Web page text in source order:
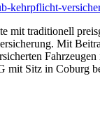
kehrpflicht-
traditionell
Mit
Sitz in Coburg